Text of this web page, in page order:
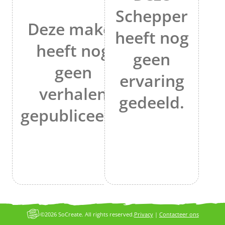
Deze maker
heeft nog
geen
verhalen
gepubliceerd.
Schepper
heeft nog
geen
ervaring
gedeeld.
Privacy| Contacteer ons
©2026 SoCreate. All rights reserved.